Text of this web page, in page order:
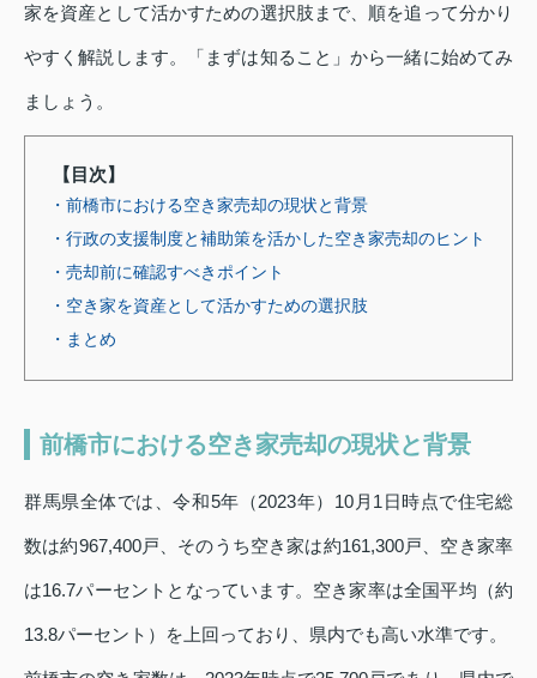
家を資産として活かすための選択肢まで、順を追って分かり
やすく解説します。「まずは知ること」から一緒に始めてみ
ましょう。
【目次】
・前橋市における空き家売却の現状と背景
・行政の支援制度と補助策を活かした空き家売却のヒント
・売却前に確認すべきポイント
・空き家を資産として活かすための選択肢
・まとめ
前橋市における空き家売却の現状と背景
群馬県全体では、令和5年（2023年）10月1日時点で住宅総
数は約967,400戸、そのうち空き家は約161,300戸、空き家率
は16.7パーセントとなっています。空き家率は全国平均（約
13.8パーセント）を上回っており、県内でも高い水準です。